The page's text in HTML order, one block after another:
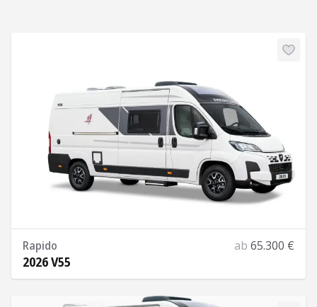
Rapido ab 65.300 €
2026 V55